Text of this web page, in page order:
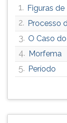
1. Figuras
2. Processo
3. O Caso
4. Morfema
5. Período